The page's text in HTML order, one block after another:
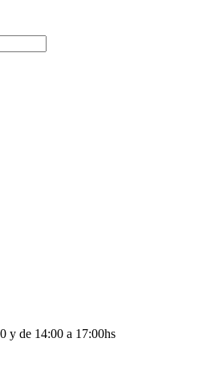
y de 14:00 a 17:00hs